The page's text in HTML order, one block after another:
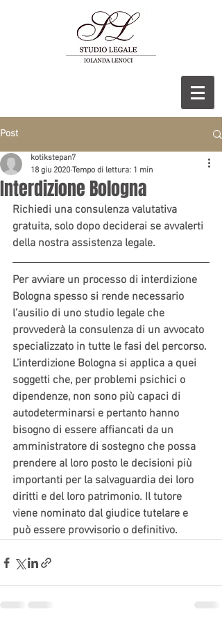
Post
Interdizione Bologna
kotikstepan7
18 giu 2020 Tempo di lettura: 1 min
Richiedi una consulenza valutativa
gratuita, solo dopo deciderai se avvalerti
della nostra assistenza legale.
Per avviare un processo di interdizione
Bologna spesso si rende necessario
l’ausilio di uno studio legale che
provvederà la consulenza di un avvocato
specializzato in tutte le fasi del percorso.
L’interdizione Bologna si applica a quei
soggetti che, per problemi psichici o
dipendenze, non sono più capaci di
autodeterminarsi e pertanto hanno
bisogno di essere affiancati da un
amministratore di sostegno che possa
prendere al loro posto le decisioni più
importanti per la salvaguardia dei loro
diritti e del loro patrimonio. Il tutore
viene nominato dal giudice tutelare e
può essere provvisorio o definitivo.